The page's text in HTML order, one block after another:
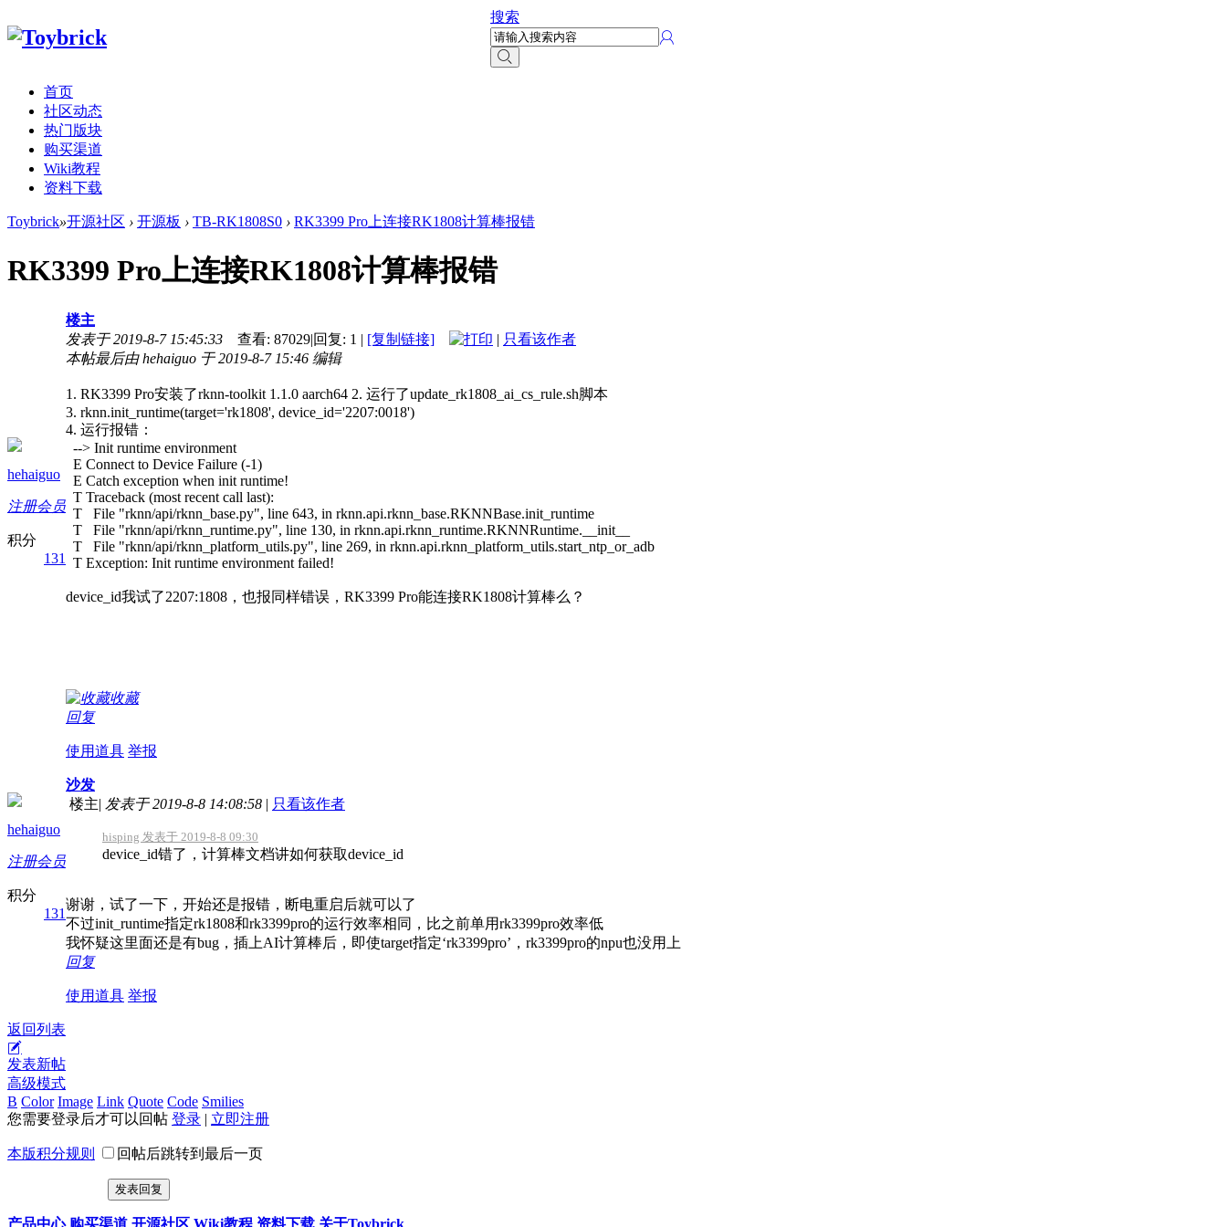
搜索
首页
社区动态
热门版块
购买渠道
Wiki教程
资料下载
Toybrick»开源社区 › 开源板 › TB-RK1808S0 › RK3399 Pro上连接RK1808计算棒报错
RK3399 Pro上连接RK1808计算棒报错
hehaiguo
注册会员
积分
131
楼主
发表于 2019-8-7 15:45:33
查看: 87029|回复: 1 | [复制链接] | 只看该作者
本帖最后由 hehaiguo 于 2019-8-7 15:46 编辑
1. RK3399 Pro安装了rknn-toolkit 1.1.0 aarch64 2. 运行了update_rk1808_ai_cs_rule.sh脚本
3. rknn.init_runtime(target='rk1808', device_id='2207:0018')
4. 运行报错：
--> Init runtime environment
E Connect to Device Failure (-1)
E Catch exception when init runtime!
T Traceback (most recent call last):
T File "rknn/api/rknn_base.py", line 643, in rknn.api.rknn_base.RKNNBase.init_runtime
T File "rknn/api/rknn_runtime.py", line 130, in rknn.api.rknn_runtime.RKNNRuntime.__init__
T File "rknn/api/rknn_platform_utils.py", line 269, in rknn.api.rknn_platform_utils.start_ntp_or_adb
T Exception: Init runtime environment failed!
device_id我试了2207:1808，也报同样错误，RK3399 Pro能连接RK1808计算棒么？
收藏
回复
使用道具 举报
hehaiguo
注册会员
积分
131
沙发
楼主| 发表于 2019-8-8 14:08:58 | 只看该作者
hisping 发表于 2019-8-8 09:30
device_id错了，计算棒文档讲如何获取device_id
谢谢，试了一下，开始还是报错，断电重启后就可以了
不过init_runtime指定rk1808和rk3399pro的运行效率相同，比之前单用rk3399pro效率低
我怀疑这里面还是有bug，插上AI计算棒后，即使target指定‘rk3399pro’，rk3399pro的npu也没用上
回复
使用道具 举报
返回列表
发表新帖
高级模式
B Color Image Link Quote Code Smilies
您需要登录后才可以回帖 登录 | 立即注册
本版积分规则 回帖后跳转到最后一页
发表回复
产品中心 购买渠道 开源社区 Wiki教程 资料下载 关于Toybrick